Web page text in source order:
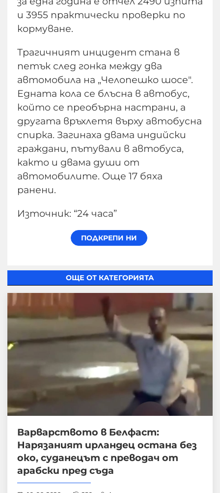
и 3955 практически проверки по
кормуване.
Трагичният инцидент стана в
петък след гонка между два
автомобила на „Челопешко шосе".
Едната кола се блъсна в автобус,
който се преобърна настрани, а
другата връхлетя върху автобусна
спирка. Загинаха двама индийски
граждани, пътували в автобуса,
както и двама души от
автомобилите. Още 17 бяха
ранени.
Източник: “24 часа”
ОЩЕ ОТ КАТЕГОРИЯТА
Варварството в Белфаст:
Нарязаният ирландец остана без
око, суданецът с преводач от
арабски пред съда